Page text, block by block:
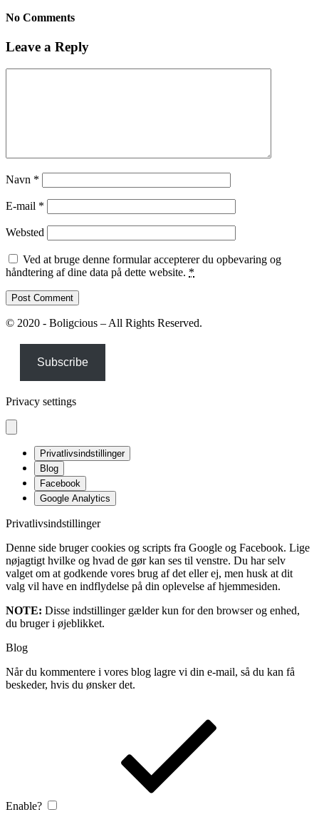
No Comments
Leave a Reply
Navn *
E-mail *
Websted
Ved at bruge denne formular accepterer du opbevaring og
håndtering af dine data på dette website. *
© 2020 - Boligcious – All Rights Reserved.
Subscribe
Privacy settings
Privatlivsindstillinger
Blog
Facebook
Google Analytics
Privatlivsindstillinger
Denne side bruger cookies og scripts fra Google og Facebook. Lige
nøjagtigt hvilke og hvad de gør kan ses til venstre. Du har selv
valget om at godkende vores brug af det eller ej, men husk at dit
valg vil have en indflydelse på din oplevelse af hjemmesiden.
NOTE: Disse indstillinger gælder kun for den browser og enhed,
du bruger i øjeblikket.
Blog
Når du kommentere i vores blog lagre vi din e-mail, så du kan få
beskeder, hvis du ønsker det.
Enable?